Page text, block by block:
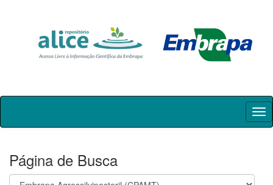
Skip
Página de Busca